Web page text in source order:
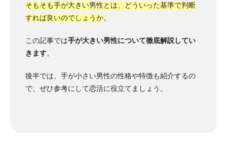
そもそも手が大きい男性とは、どういった基準で判断
すれば良いのでしょうか。
この記事では手が大きい男性について徹底解説してい
きます。
後半では、手が小さい男性の性格や特徴も紹介するの
で、ぜひ参考にして恋活に役立てましょう。